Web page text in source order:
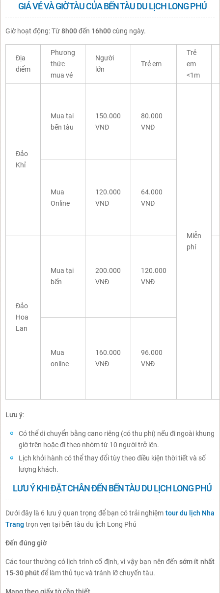
GIÁ VÉ VÀ GIỜ TÀU CỦA BẾN TÀU DU LỊCH LONG PHÚ
Giờ hoạt động: Từ8h00đến 16h00cùng ngày.
Địa
điểm
Phương
thức
mua vé
Người
lớn
Trẻ em
Trẻ
em
<1m
Đảo
Khỉ
Mua tại
bến tàu
150.000
VNĐ
80.000
VNĐ
Miễn
phí
Mua
Online
120.000
VNĐ
64.000
VNĐ
Đảo
Hoa
Lan
Mua tại
bến
200.000
VNĐ
120.000
VNĐ
Mua
online
160.000
VNĐ
96.000
VNĐ
Lưu ý:
Có thể di chuyển bằng cano riêng (có thu phí) nếu đi ngoài khung
giờ trên hoặc đi theo nhóm từ 10 người trở lên.
Lịch khởi hành có thể thay đổi tùy theo điều kiện thời tiết và số
lượng khách.
LƯU Ý KHI ĐẶT CHÂN ĐẾN BẾN TÀU DU LỊCH LONG PHÚ
Dưới đây là 6 lưu ý quan trọng để bạn có trải nghiệm tour du lịch Nha
Trang trọn vẹn tại bến tàu du lịch Long Phú
Đến đúng giờ
Các tour thường có lịch trình cố định, vì vậy bạn nên đến sớm ít nhất
15-30 phútđể làm thủ tục và tránh lỡ chuyến tàu.